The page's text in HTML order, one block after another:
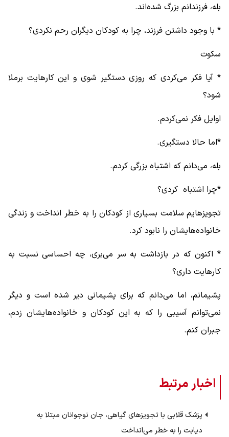
بله، فرزندانم بزرگ شده‌اند.
* با وجود داشتن فرزند، چرا به کودکان دیگران رحم نکردی؟
سکوت
* آیا فکر می‌کردی که روزی دستگیر شوی و این کارهایت برملا
شود؟
اوایل فکر نمی‌کردم.
*اما حالا دستگیری.
بله، می‌دانم که اشتباه بزرگی کردم.
*چرا اشتباه کردی؟
تجویزهایم سلامت بسیاری از کودکان را به خطر انداخت و زندگی
خانواده‌هایشان را نابود کرد.
* اکنون که در بازداشت به سر می‌بری، چه احساسی نسبت به
کارهایت داری؟
پشیمانم، اما می‌دانم که برای پشیمانی دیر شده است و دیگر
نمی‌توانم آسیبی را که به این کودکان و خانواده‌هایشان زدم،
جبران کنم.
اخبار مرتبط
پزشک قلابی با تجویزهای گیاهی، جان نوجوانان مبتلا به
دیابت را به خطر می‌انداخت